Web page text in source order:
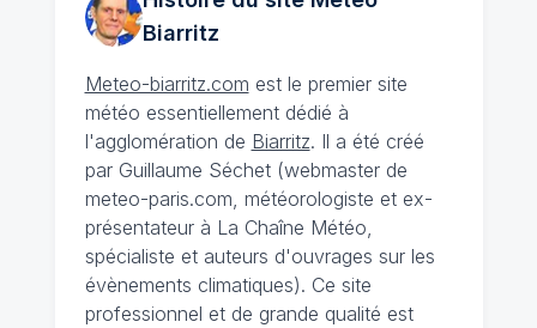
Biarritz
Meteo-biarritz.com est le premier site
météo essentiellement dédié à
l'agglomération de Biarritz. Il a été créé
par Guillaume Séchet (webmaster de
meteo-paris.com, météorologiste et ex-
présentateur à La Chaîne Météo,
spécialiste et auteurs d'ouvrages sur les
évènements climatiques). Ce site
professionnel et de grande qualité est